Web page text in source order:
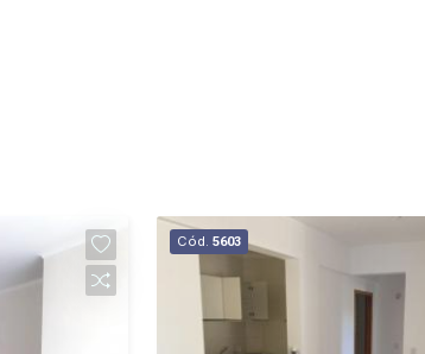
Cód. 5603